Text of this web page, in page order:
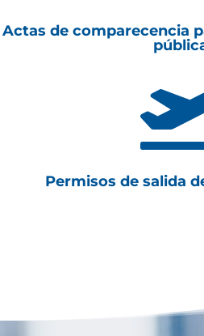
Actas de comparecencia
Permisos de salida